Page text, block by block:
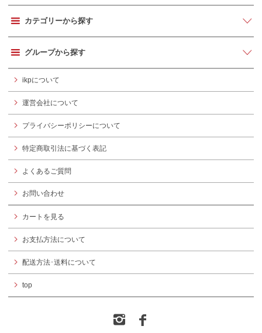
カテゴリーから探す
グループから探す
ikpについて
運営会社について
プライバシーポリシーについて
特定商取引法に基づく表記
よくあるご質問
お問い合わせ
カートを見る
お支払方法について
配送方法･送料について
top